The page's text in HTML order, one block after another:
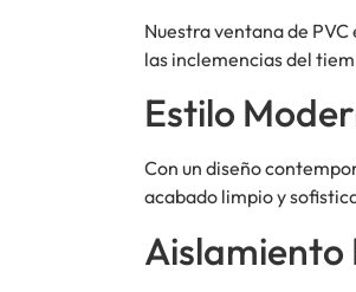
Nuestra ventana de
las inclemencias del
Estilo
Con un diseño
acabado limpio y
Aislamiento